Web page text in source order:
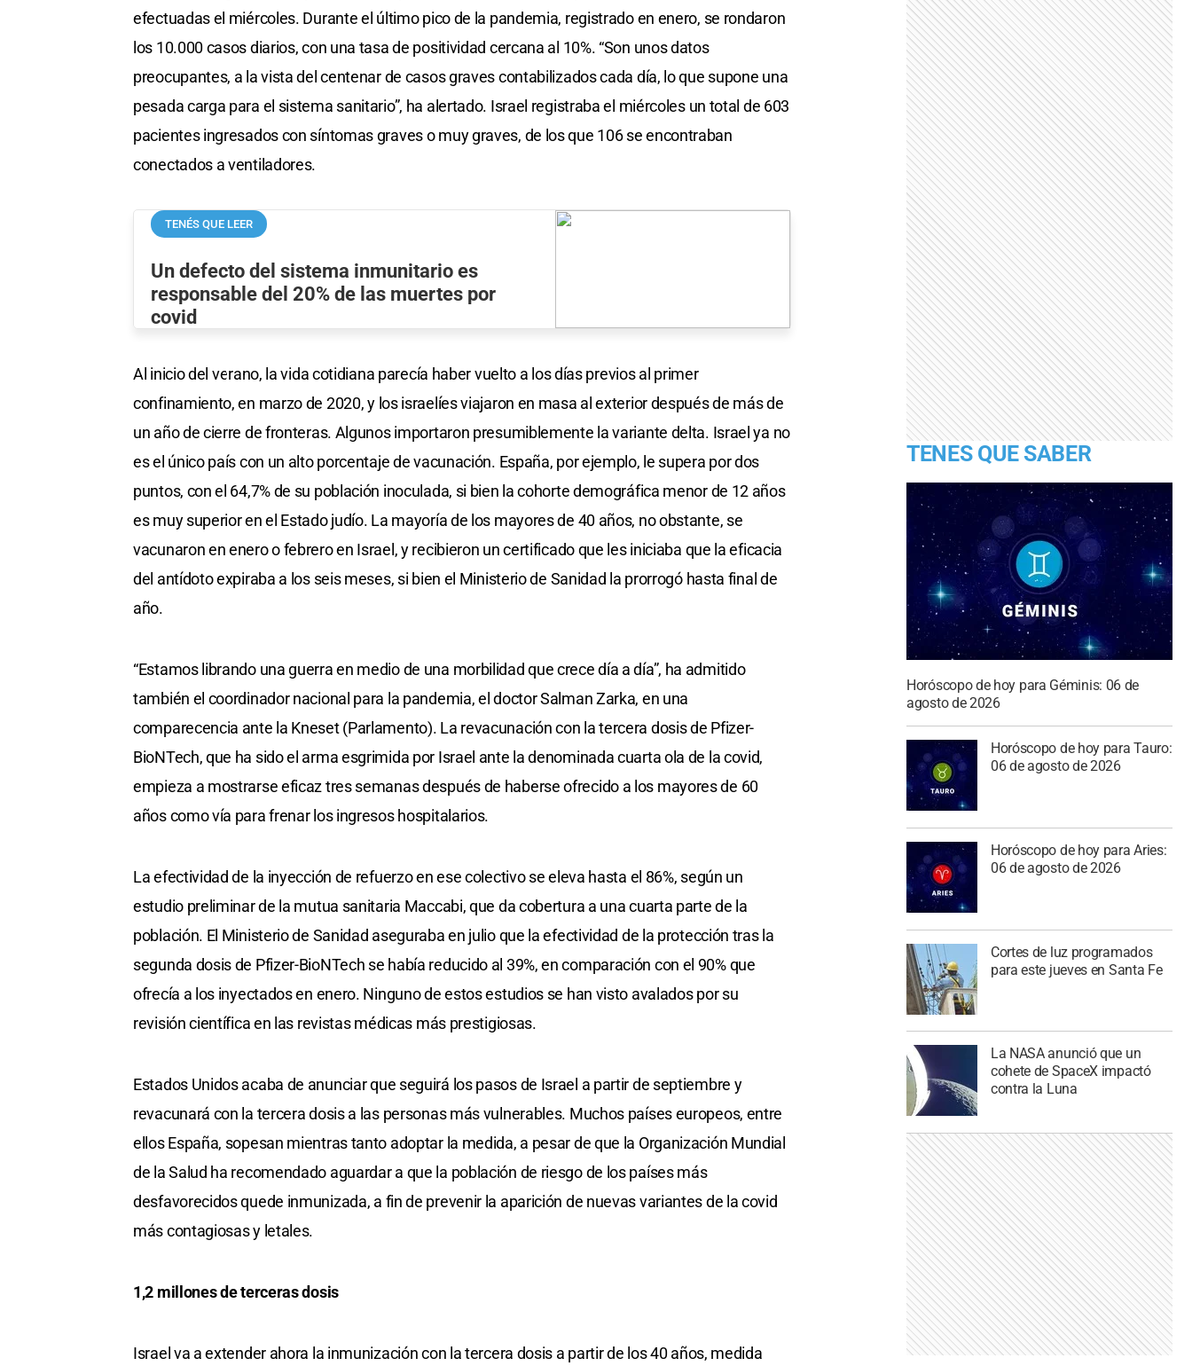
efectuadas el miércoles. Durante el último pico de la pandemia, registrado en enero, se rondaron
los 10.000 casos diarios, con una tasa de positividad cercana al 10%. “Son unos datos
preocupantes, a la vista del centenar de casos graves contabilizados cada día, lo que supone una
pesada carga para el sistema sanitario”, ha alertado. Israel registraba el miércoles un total de 603
pacientes ingresados con síntomas graves o muy graves, de los que 106 se encontraban
conectados a ventiladores.
TENÉS QUE LEER
Un defecto del sistema inmunitario es
responsable del 20% de las muertes por
covid
Al inicio del verano, la vida cotidiana parecía haber vuelto a los días previos al primer
confinamiento, en marzo de 2020, y los israelíes viajaron en masa al exterior después de más de
un año de cierre de fronteras. Algunos importaron presumiblemente la variante delta. Israel ya no
es el único país con un alto porcentaje de vacunación. España, por ejemplo, le supera por dos
puntos, con el 64,7% de su población inoculada, si bien la cohorte demográfica menor de 12 años
es muy superior en el Estado judío. La mayoría de los mayores de 40 años, no obstante, se
vacunaron en enero o febrero en Israel, y recibieron un certificado que les iniciaba que la eficacia
del antídoto expiraba a los seis meses, si bien el Ministerio de Sanidad la prorrogó hasta final de
año.
“Estamos librando una guerra en medio de una morbilidad que crece día a día”, ha admitido
también el coordinador nacional para la pandemia, el doctor Salman Zarka, en una
comparecencia ante la Kneset (Parlamento). La revacunación con la tercera dosis de Pfizer-
BioNTech, que ha sido el arma esgrimida por Israel ante la denominada cuarta ola de la covid,
empieza a mostrarse eficaz tres semanas después de haberse ofrecido a los mayores de 60
años como vía para frenar los ingresos hospitalarios.
La efectividad de la inyección de refuerzo en ese colectivo se eleva hasta el 86%, según un
estudio preliminar de la mutua sanitaria Maccabi, que da cobertura a una cuarta parte de la
población. El Ministerio de Sanidad aseguraba en julio que la efectividad de la protección tras la
segunda dosis de Pfizer-BioNTech se había reducido al 39%, en comparación con el 90% que
ofrecía a los inyectados en enero. Ninguno de estos estudios se han visto avalados por su
revisión científica en las revistas médicas más prestigiosas.
Estados Unidos acaba de anunciar que seguirá los pasos de Israel a partir de septiembre y
revacunará con la tercera dosis a las personas más vulnerables. Muchos países europeos, entre
ellos España, sopesan mientras tanto adoptar la medida, a pesar de que la Organización Mundial
de la Salud ha recomendado aguardar a que la población de riesgo de los países más
desfavorecidos quede inmunizada, a fin de prevenir la aparición de nuevas variantes de la covid
más contagiosas y letales.
1,2 millones de terceras dosis
Israel va a extender ahora la inmunización con la tercera dosis a partir de los 40 años, medida
TENES QUE SABER
Horóscopo de hoy para Géminis: 06 de
agosto de 2026
Horóscopo de hoy para Tauro:
06 de agosto de 2026
Horóscopo de hoy para Aries:
06 de agosto de 2026
Cortes de luz programados
para este jueves en Santa Fe
La NASA anunció que un
cohete de SpaceX impactó
contra la Luna